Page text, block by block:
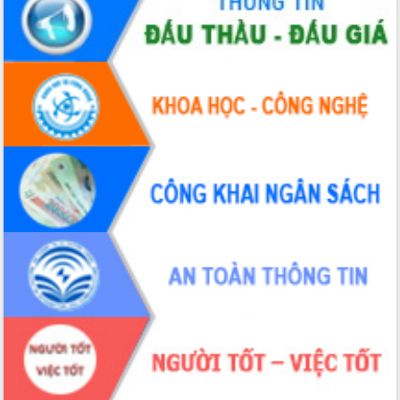
Tháo gỡ những vướng mắc, đẩy mạnh
công tác cải cách thủ tục hành chính
tại Trung tâm Phục vụ hành chính
công tỉnh
Đắk Lắk: Tôn vinh 46 giải pháp tại Hội
thi Sáng tạo Kỹ thuật 2024 - 2025
Đắk Lắk rà soát, điều chỉnh Đề án 190
về phát triển nuôi trồng thủy sản
Phó Chủ tịch UBND tỉnh Đắk Lắk
Trương Công Thái kiểm tra thực địa
Dự án cao tốc Khánh Hòa - Buôn Ma
Thuột
Định vị cà phê Việt Nam như một “di
sản sống” trong dòng chảy toàn cầu
Xây dựng nông thôn mới: Nâng cao đời
sống người dân từ những mô hình thiết
Quyết liệt tháo gỡ vướng mắc, đẩy
nhanh tiến độ các dự án trọng điểm
trong Khu kinh tế Nam Phú Yên